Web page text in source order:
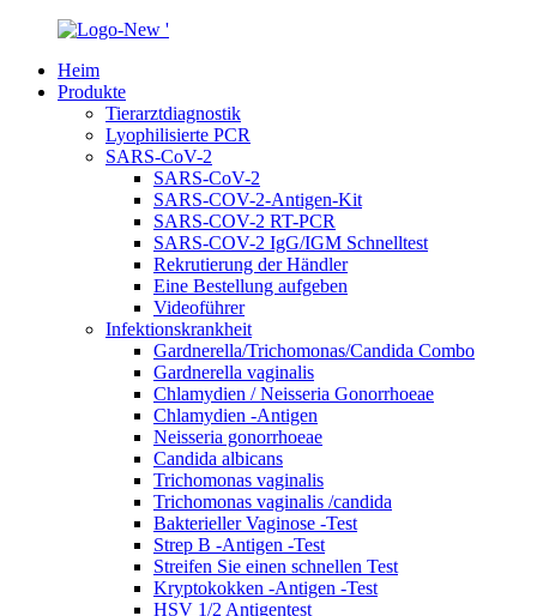
Heim
Produkte
Tierarztdiagnostik
Lyophilisierte PCR
SARS-CoV-2
SARS-CoV-2
SARS-COV-2-Antigen-Kit
SARS-COV-2 RT-PCR
SARS-COV-2 IgG/IGM Schnelltest
Rekrutierung der Händler
Eine Bestellung aufgeben
Videoführer
Infektionskrankheit
Gardnerella/Trichomonas/Candida Combo
Gardnerella vaginalis
Chlamydien / Neisseria Gonorrhoeae
Chlamydien -Antigen
Neisseria gonorrhoeae
Candida albicans
Trichomonas vaginalis
Trichomonas vaginalis /candida
Bakterieller Vaginose -Test
Strep B -Antigen -Test
Streifen Sie einen schnellen Test
Kryptokokken -Antigen -Test
HSV 1/2 Antigentest